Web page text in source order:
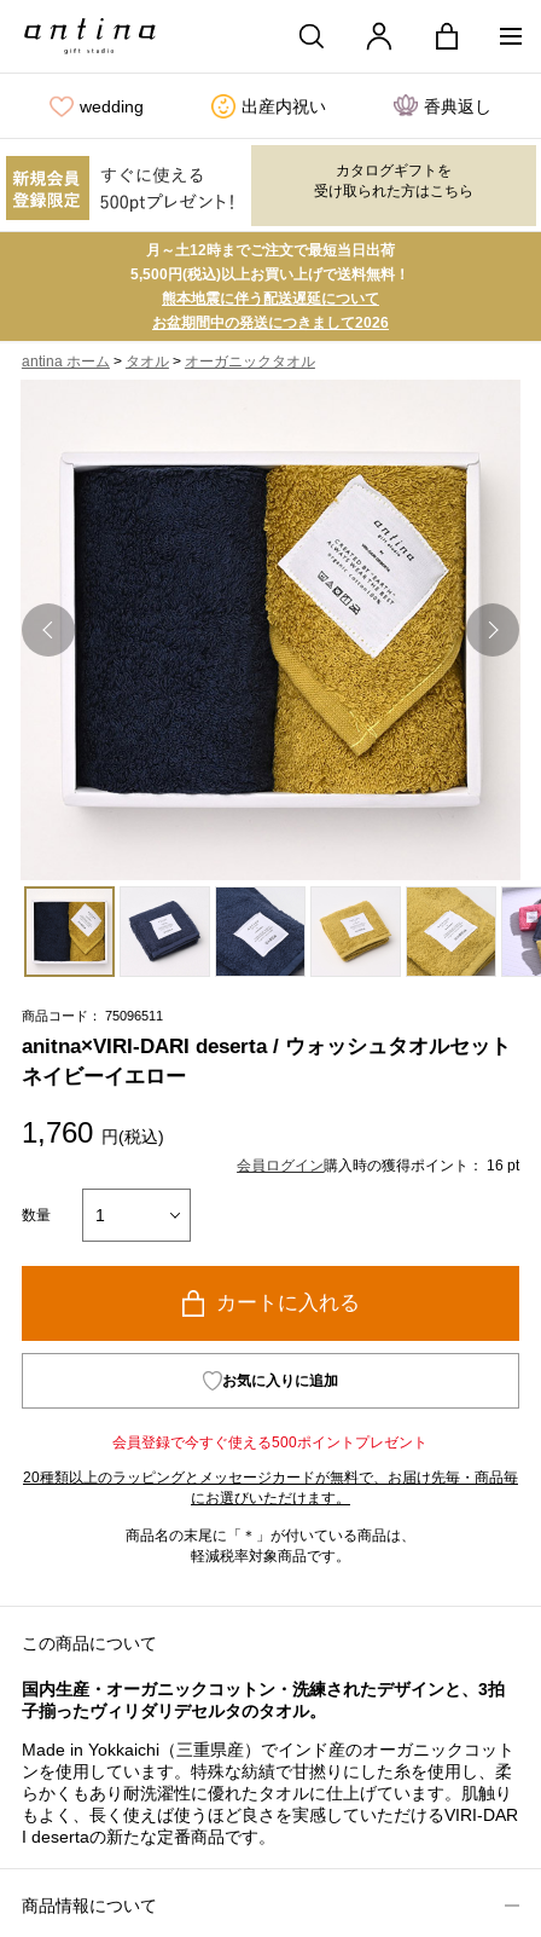
wedding 出産内祝い 香典返し
カタログギフトを
受け取られた方はこちら
月～土12時までご注文で最短当日出荷
5,500円(税込)以上お買い上げで送料無料！
熊本地震に伴う配送遅延について
お盆期間中の発送につきまして2026
antina ホーム > タオル> オーガニックタオル
商品コード： 75096511
anitna×VIRI-DARI deserta / ウォッシュタオルセット
ネイビーイエロー
1,760 円(税込)
会員ログイン購入時の獲得ポイント： 16 pt
数量
カートに入れる
お気に入りに追加
会員登録で今すぐ使える500ポイントプレゼント
20種類以上のラッピングとメッセージカードが無料で、お届け先毎・商品毎
にお選びいただけます。
商品名の末尾に「＊」が付いている商品は、
軽減税率対象商品です。
この商品について
国内生産・オーガニックコットン・洗練されたデザインと、3拍
子揃ったヴィリダリデセルタのタオル。
Made in Yokkaichi（三重県産）でインド産のオーガニックコット
ンを使用しています。特殊な紡績で甘撚りにした糸を使用し、柔
らかくもあり耐洗濯性に優れたタオルに仕上げています。肌触り
もよく、長く使えば使うほど良さを実感していただけるVIRI-DAR
I desertaの新たな定番商品です。
商品情報について